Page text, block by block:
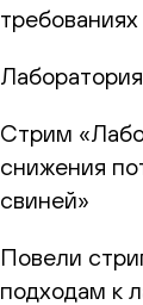
Лаборатория
Стрим
снижения
свиней»
Повели
подходам к